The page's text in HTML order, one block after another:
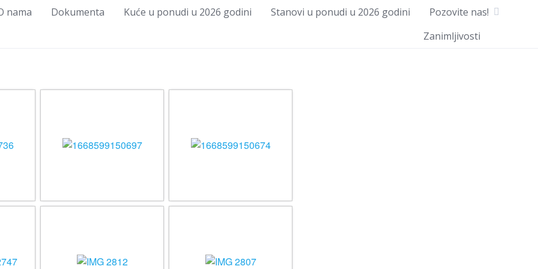
nama Dokumenta Kuće u ponudi u 2026 godini Stanovi u ponudi u 2026 godini
Pozovite nas!
Zanimljivosti